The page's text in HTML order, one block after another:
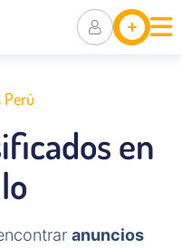
Ubicaciones
Perú
en
anuncios